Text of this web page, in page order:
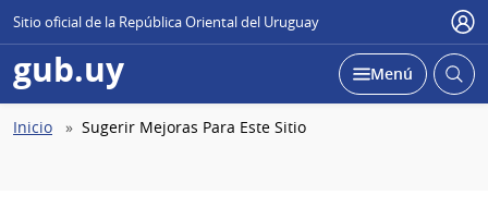
Sitio oficial de la República Oriental del Uruguay
gub.uy Abierta
Desplegar
Menú Abrir
Ruta
Inicio Sugerir Mejoras Para Este Sitio